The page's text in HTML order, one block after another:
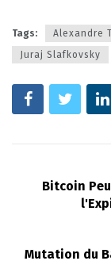
Tags: Alexandre
Juraj Slafkovsky
Bitcoin
Mutation du